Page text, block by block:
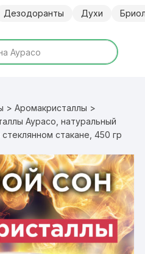
Дезодоранты Духи
>Аромакристаллы >
Аурасо, натуральный
стакане, 450 гр